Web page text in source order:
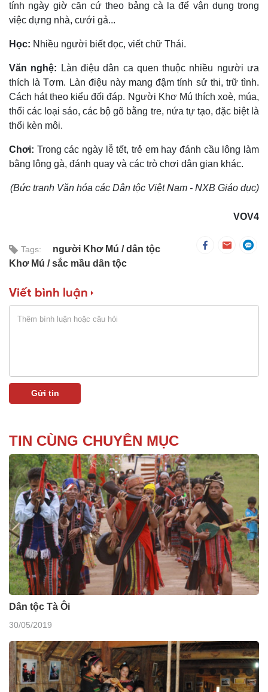
tính ngày giờ căn cứ theo bảng cà la để vận dụng trong
việc dựng nhà, cưới gả...
Học: Nhiều người biết đọc, viết chữ Thái.
Văn nghệ:
Làn điệu dân ca quen thuộc nhiều người ưa
thích là Tơm. Làn điệu này mang đậm tính sử thi, trữ tình.
Cách hát theo kiểu đối đáp. Người Khơ Mú thích xoè, múa,
thổi các loại sáo, các bộ gõ bằng tre, nứa tự tạo, đặc biệt là
thổi kèn môi.
Chơi: Trong các ngày lễ tết, trẻ em hay đánh cầu lông làm
bằng lông gà, đánh quay và các trò chơi dân gian khác.
(Bức tranh Văn hóa các Dân tộc Việt Nam - NXB Giáo dục)
VOV4
Tags: người Khơ Mú
dân tộc
Khơ Mú
sắc mầu dân tộc
Viết bình luận
TIN CÙNG CHUYÊN MỤC
Dân tộc Tà Ôi
30/05/2019